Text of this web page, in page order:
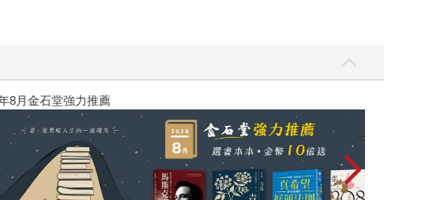
商家願意收。二來，也是最可疑的，很多所謂的加密貨幣，根本
成了這本《幣漲無疑》。 Zeke這本書的英文版比麥可的《無
時報》，到專業科技媒體《The Verge》、《連線》，我算了一
強力推薦